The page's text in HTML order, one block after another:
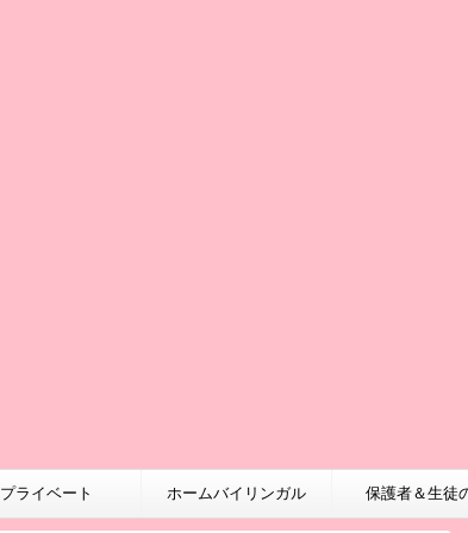
プライベート ホームバイリンガル 保護者＆生徒